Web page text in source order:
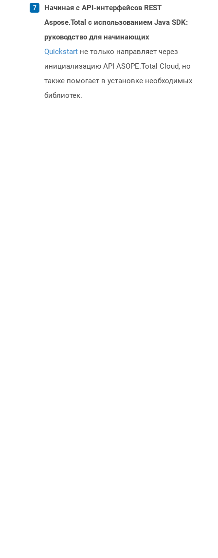
Начиная с API-интерфейсов REST
Aspose.Total с использованием Java SDK:
руководство для начинающих
Quickstart не только направляет через
инициализацию API ASOPE.Total Cloud, но
также помогает в установке необходимых
библиотек.